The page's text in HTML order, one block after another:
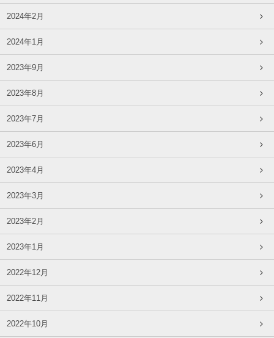
2024年2月
2024年1月
2023年9月
2023年8月
2023年7月
2023年6月
2023年4月
2023年3月
2023年2月
2023年1月
2022年12月
2022年11月
2022年10月